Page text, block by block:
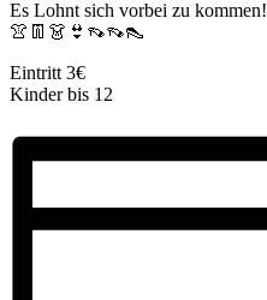
Es Lohnt sich vorbei zu kommen!
👚👖👗👙👡👡👠
Eintritt 3€
Kinder bis 12